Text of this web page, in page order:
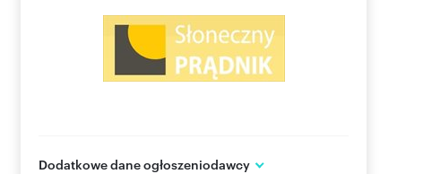
Dodatkowe dane ogłoszeniodawcy